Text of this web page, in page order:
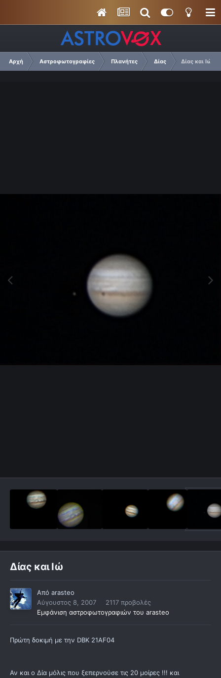
Αρχή Αστροφωτογραφίες Πλανήτες Δίας Δίας και Ιώ
Δίας και Ιώ
Από arasteo
Αύγουστος 8, 2007
2117 προβολές
Εμφάνιση αστροφωτογραφιών του arasteo
Πρώτη δοκιμή με την DBK 21AF04
Αν και ο Δία μόλις που ξεπερνούσε τις 20 μοίρες !!! και